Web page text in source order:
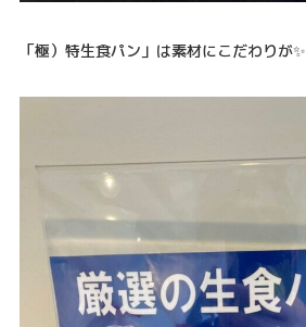
「極）特生食パン」は素材にこだわりが✨